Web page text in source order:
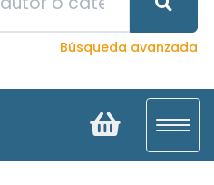
Búsqueda avanzada